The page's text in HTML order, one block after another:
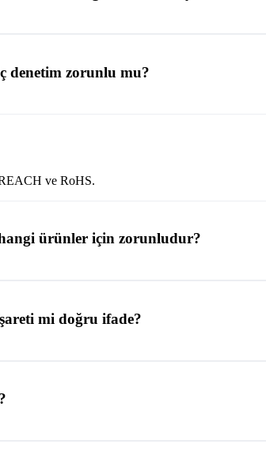
denetim zorunlu mu?
ve RoHS.
ürünler için zorunludur?
mi doğru ifade?